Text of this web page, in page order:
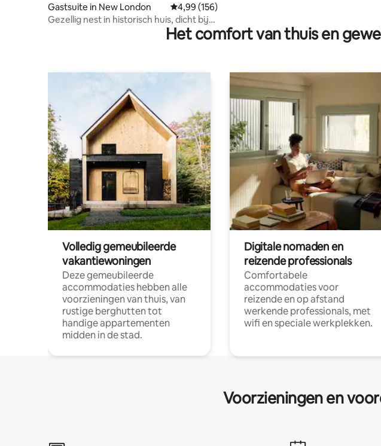
Gastsuite in New London Gemiddelde beoordeling van 4,99 op 5, 156
4,99 (156)
Gezellig nest in historisch huis, dicht bij
Het comfort van thuis en
Volledig gemeubileerde
vakantiewoningen
Deze gemeubileerde
accommodaties hebben alle
voorzieningen van thuis, van
rustige berghutten tot
handige appartementen
midden in de stad.
Digitale nomaden en
reizende professionals
Comfortabele
accommodaties voor
reizende en op afstand
werkende professionals, met
wifi en speciale werkplekken.
Voorzieningen en